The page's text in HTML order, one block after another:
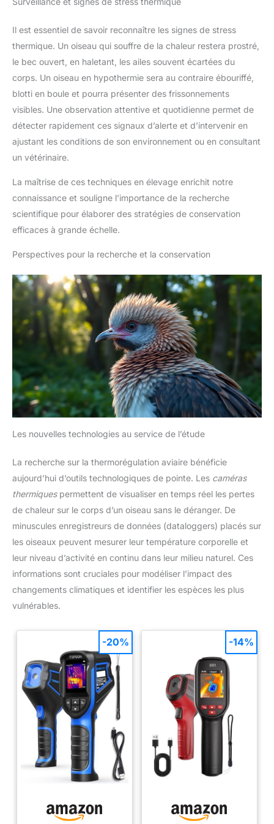
à venir Décoration de jardin vintage : Compact, facile à
permet de créer facilement un environnement accueillant pour
attrayantes pour une harmonie parfaite avec votre style et votre
environnement. Son design séduisant attire les oiseaux et les
encourage à venir régulièrement, enrichissant ainsi votre
espace extérieur Abreuvoir pour oiseaux : Son installation est
simple, sans outils et ne prend que quelques minutes. Il suffit
de planter ce piquet de jardin pratique dans la terre pour
de la terre s'accumule à l'intérieur, un simple coup de chiffon
suffit. Il s'intègre harmonieusement à tous les paysages,
favorise la biodiversité et, grâce à sa mise en place rapide,
son installation est un jeu d'enfant Utilisation polyvalente : Cet
élément décoratif pour votre jardin. Élégant, il embellira votre
jardin, sur votre terrasse, votre patio, votre pelouse, vos pots
de fleurs et autres endroits de votre jardin
Il est essentiel de savoir reconnaître les signes de stress
thermique. Un oiseau qui souffre de la chaleur restera prostré,
le bec ouvert, en haletant, les ailes souvent écartées du
corps. Un oiseau en hypothermie sera au contraire ébouriffé,
blotti en boule et pourra présenter des frissonnements
visibles. Une observation attentive et quotidienne permet de
détecter rapidement ces signaux d’alerte et d’intervenir en
ajustant les conditions de son environnement ou en consultant
un vétérinaire.
La maîtrise de ces techniques en élevage enrichit notre
connaissance et souligne l’importance de la recherche
scientifique pour élaborer des stratégies de conservation
efficaces à grande échelle.
Perspectives pour la recherche et la conservation
Les nouvelles technologies au service de l’étude
La recherche sur la thermorégulation aviaire bénéficie
aujourd’hui d’outils technologiques de pointe. Les caméras
thermiquespermettent de visualiser en temps réel les pertes
de chaleur sur le corps d’un oiseau sans le déranger. De
minuscules enregistreurs de données (dataloggers) placés sur
les oiseaux peuvent mesurer leur température corporelle et
leur niveau d’activité en continu dans leur milieu naturel. Ces
informations sont cruciales pour modéliser l’impact des
changements climatiques et identifier les espèces les plus
vulnérables.
-20% -14%